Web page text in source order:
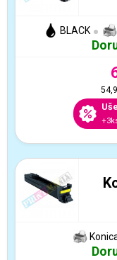
BLACK